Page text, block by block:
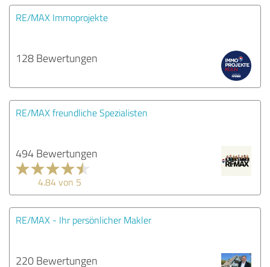
RE/MAX Immoprojekte
128 Bewertungen
RE/MAX freundliche Spezialisten
494 Bewertungen
4.84 von 5
RE/MAX - Ihr persönlicher Makler
220 Bewertungen